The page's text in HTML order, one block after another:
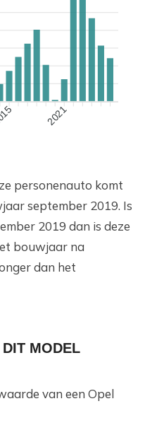
2021
personenauto komt
september 2019. Is
2019 dan is deze
bouwjaar na
dan het
MODEL
van een Opel